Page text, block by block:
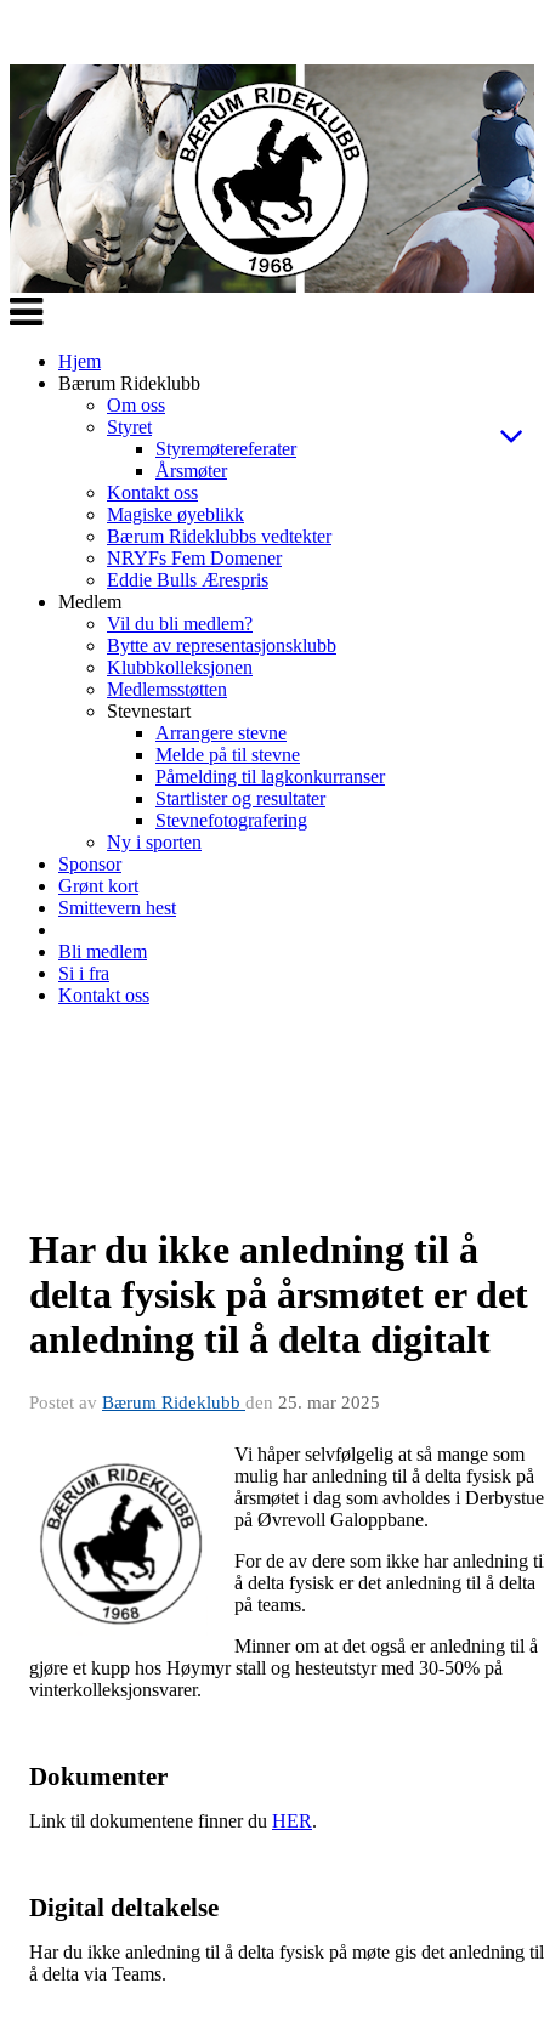
Veksle
navigasjon
Hjem
Bærum Rideklubb
Om oss
Styret
Styremøtereferater
Årsmøter
Kontakt oss
Magiske øyeblikk
Bærum Rideklubbs vedtekter
NRYFs Fem Domener
Eddie Bulls Ærespris
Medlem
Vil du bli medlem?
Bytte av representasjonsklubb
Klubbkolleksjonen
Medlemsstøtten
Stevnestart
Arrangere stevne
Melde på til stevne
Påmelding til lagkonkurranser
Startlister og resultater
Stevnefotografering
Ny i sporten
Sponsor
Grønt kort
Smittevern hest
Bli medlem
Si i fra
Kontakt oss
Har du ikke anledning til å
delta fysisk på årsmøtet er det
anledning til å delta digitalt
Postet av Bærum Rideklubb den 25. mar 2025
Vi håper selvfølgelig at så mange som
mulig har anledning til å delta fysisk på
årsmøtet i dag som avholdes i
på Øvrevoll Galoppbane.
For de av dere som ikke har anledning
å delta fysisk er det anledning til å delta
på teams.
Minner om at det også er anledning til å
gjøre et kupp hos Høymyr stall og hesteutstyr med 30-50% på
vinterkolleksjonsvarer.
Dokumenter
Link til dokumentene finner du HER.
Digital deltakelse
Har du ikke anledning til å delta fysisk på møte gis det anledning til
å delta via Teams.